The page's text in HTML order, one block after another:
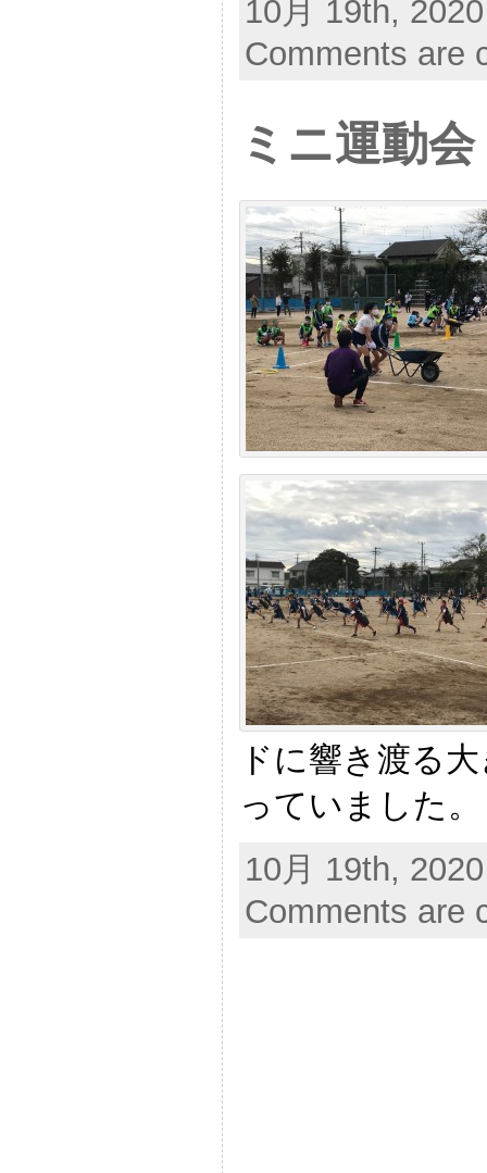
10月 19th,
Comments are
ミニ運動
ドに響き渡る
っていました。
10月 19th,
Comments are